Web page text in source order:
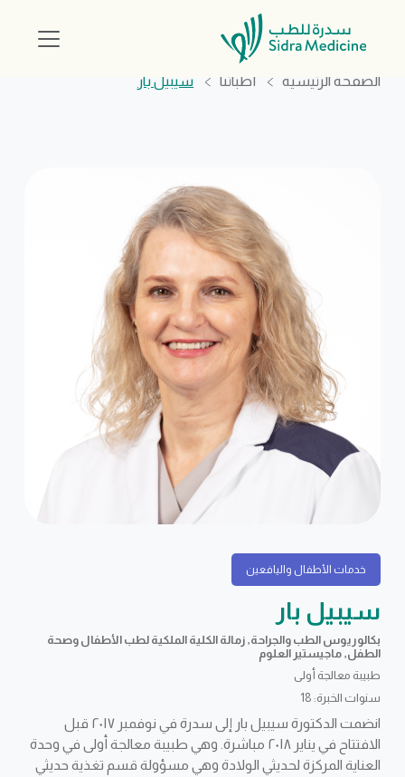
الصفحة الرئيسية أطبائنا سيبيل بار
خدمات الأطفال واليافعين
سيبيل بار
بكالوريوس الطب والجراحة, زمالة الكلية الملكية لطب الأطفال وصحة
الطفل, ماجيستير العلوم
طبيبة معالجة أولى
سنوات الخبرة: 18
انضمت الدكتورة سيبيل بار إلى سدرة في نوفمبر ٢٠١٧ قبل
الافتتاح في يناير ٢٠١٨ مباشرة. وهي طبيبة معالجة أولى في وحدة
العناية المركزة لحديثي الولادة وهي مسؤولة قسم تغذية حديثي